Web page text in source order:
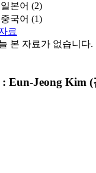
일본어 (2)
중국어 (1)
료
본 자료가 없습니다.
: Eun-Jeong Kim (